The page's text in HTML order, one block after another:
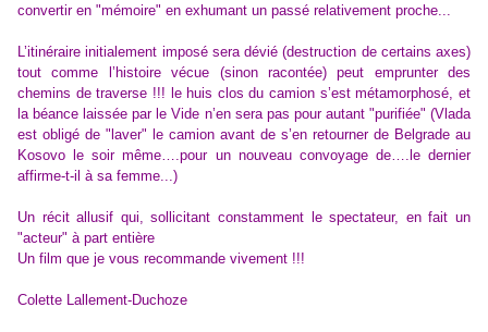
convertir en "mémoire" en exhumant un passé relativement proche...
L’itinéraire initialement imposé sera dévié (destruction de certains axes)
tout comme l’histoire vécue (sinon racontée) peut emprunter des
chemins de traverse !!! le huis clos du camion s’est métamorphosé, et
la béance laissée par le Vide n’en sera pas pour autant "purifiée" (Vlada
est obligé de "laver" le camion avant de s’en retourner de Belgrade au
Kosovo le soir même….pour un nouveau convoyage de….le dernier
affirme-t-il à sa femme...)
Un récit allusif qui, sollicitant constamment le spectateur, en fait un
"acteur" à part entière
Un film que je vous recommande vivement !!!
Colette Lallement-Duchoze